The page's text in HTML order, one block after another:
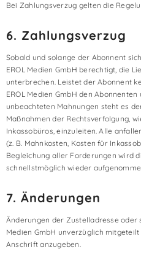
Bei Zahlungsverzug gelten die
6. Zahlungsverzug
Sobald und solange der Abonnent
EROL Medien GmbH berechtigt, die
unterbrechen. Leistet der Abonnent
EROL Medien GmbH den
unbeachteten Mahnungen steht es
Maßnahmen der Rechtsverfolgung,
Inkassobüros, einzuleiten. Alle
(z. B. Mahnkosten, Kosten für
Begleichung aller Forderungen wird
schnellstmöglich wieder
7. Änderungen
Änderungen der Zustelladresse oder
Medien GmbH unverzüglich
Anschrift anzugeben.